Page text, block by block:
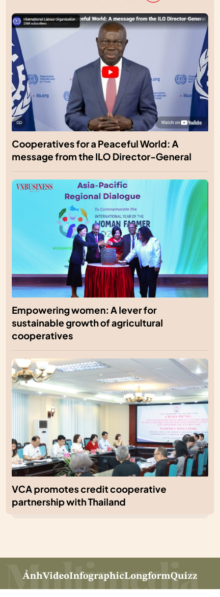
Cooperatives for a Peaceful World: A
message from the ILO Director-General
Empowering women: A lever for
sustainable growth of agricultural
cooperatives
VCA promotes credit cooperative
partnership with Thailand
ẢnhVideoInfographicLongformQuizz